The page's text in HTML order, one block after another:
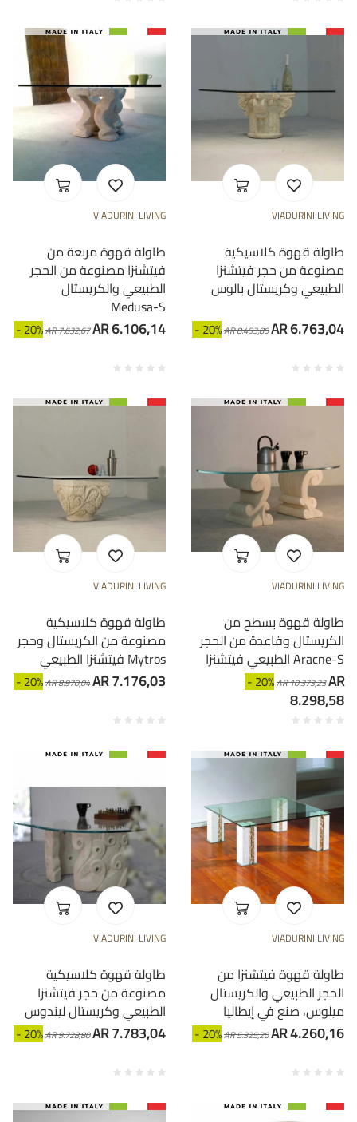
VIADURINI LIVING
طاولة قهوة مربعة من
فيتشنزا مصنوعة من الحجر
الطبيعي والكريستال
Medusa-S
- 20%AR 7.632,67AR 6.106,14
VIADURINI LIVING
طاولة قهوة كلاسيكية
مصنوعة من حجر فيتشنزا
الطبيعي وكريستال بالوس
- 20%AR 8.453,80AR 6.763,04
VIADURINI LIVING
طاولة قهوة كلاسيكية
مصنوعة من الكريستال وحجر
فيتشنزا الطبيعي Mytros
- 20%AR 8.970,04AR 7.176,03
VIADURINI LIVING
طاولة قهوة بسطح من
الكريستال وقاعدة من الحجر
الطبيعي فيتشنزا Aracne-S
- 20%AR 10.373,23AR
8.298,58
VIADURINI LIVING
طاولة قهوة كلاسيكية
مصنوعة من حجر فيتشنزا
الطبيعي وكريستال ليندوس
- 20%AR 9.728,80AR 7.783,04
VIADURINI LIVING
طاولة قهوة فيتشنزا من
الحجر الطبيعي والكريستال
ميلوس، صنع في إيطاليا
- 20%AR 5.325,20AR 4.260,16